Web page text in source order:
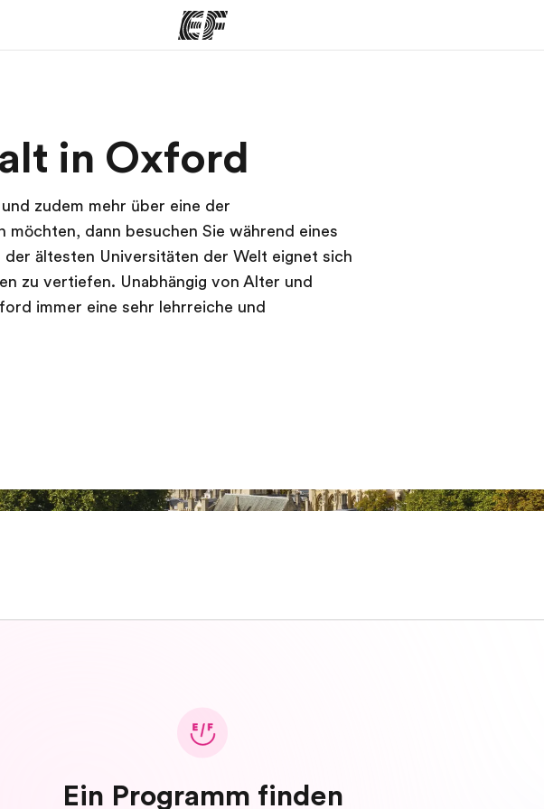
ansehen Büros in der Nähe
in Oxford
zudem mehr über eine der
dann besuchen Sie während eines
ältesten Universitäten der Welt eignet sich
zu vertiefen. Unabhängig von Alter und
immer eine sehr lehrreiche und
Ein Programm finden